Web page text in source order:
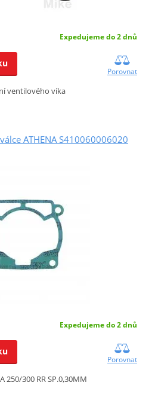
Expedujeme do 2 dnů
Porovnat
ventilového víka
ATHENA S410060006020
Expedujeme do 2 dnů
Porovnat
250/300 RR SP.0,30MM